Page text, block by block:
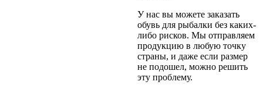
У нас вы можете заказать
обувь для рыбалки без каких-
либо рисков. Мы отправляем
продукцию в любую точку
страны, и даже если размер
не подошел, можно решить
эту проблему.